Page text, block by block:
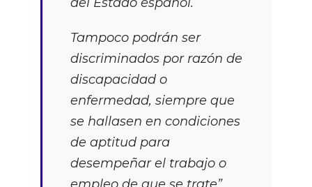
Tampoco podrán ser
discriminados por razón de
discapacidad o
enfermedad, siempre que
se hallasen en condiciones
de aptitud para
desempeñar el trabajo o